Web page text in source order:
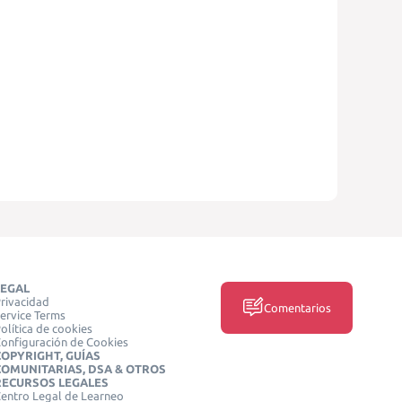
Terms
de cookies
de Cookies
GUÍAS
DSA & OTROS
LEGALES
Legal de Learneo
Comentarios